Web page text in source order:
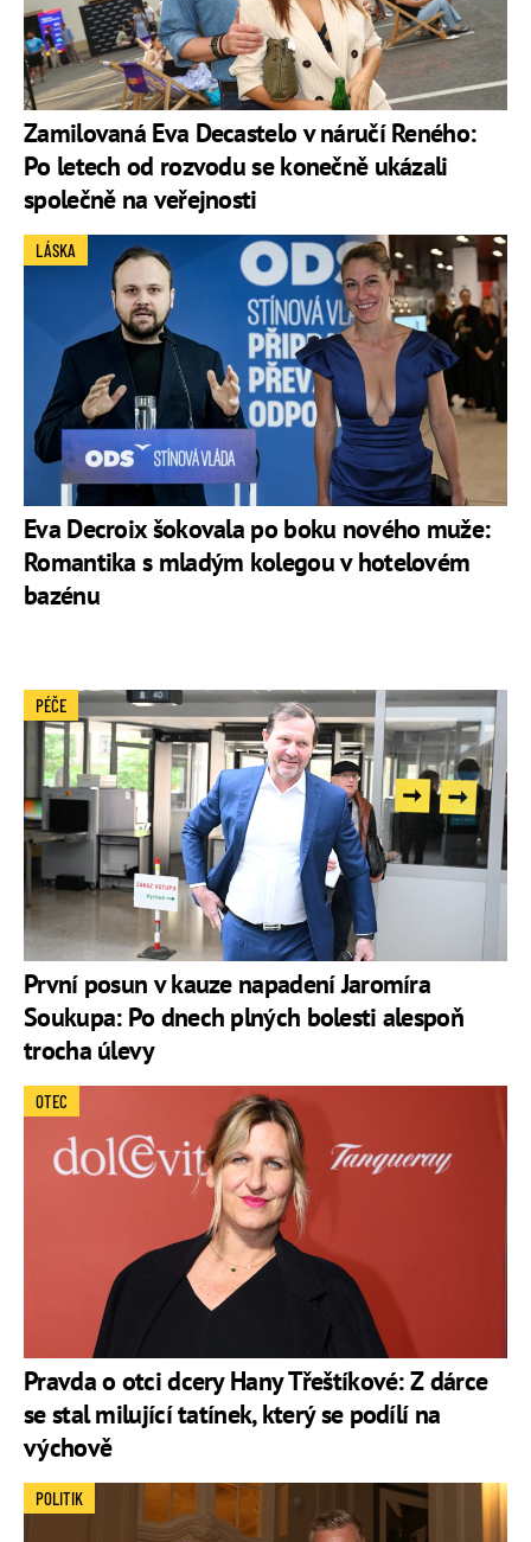
Zamilovaná Eva Decastelo v náručí Reného:
Po letech od rozvodu se konečně ukázali
společně na veřejnosti
Eva Decroix šokovala po boku nového muže:
Romantika s mladým kolegou v hotelovém
bazénu
LÁSKA
První posun v kauze napadení Jaromíra
Soukupa: Po dnech plných bolesti alespoň
trocha úlevy
PÉČE
Pravda o otci dcery Hany Třeštíkové: Z dárce
se stal milující tatínek, který se podílí na
výchově
OTEC
POLITIK